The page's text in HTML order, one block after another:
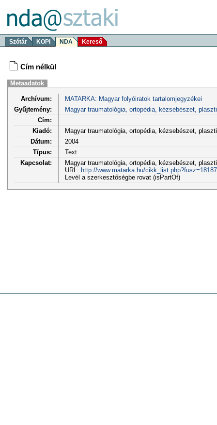
Szótár KOPI NDA Kereső
Cím nélkül
Metaadatok
Archívum:
MATARKA: Magyar folyóiratok tartalomjegyzékei
Gyűjtemény:
Magyar traumatológia, ortopédia, kézsebészet,
Cím:
Kiadó:
Magyar traumatológia, ortopédia, kézsebészet,
Dátum:
2004
Típus:
Text
Kapcsolat:
Magyar traumatológia, ortopédia, kézsebészet,
URL: http://www.matarka.hu/cikk_list.php?fusz=18187
Levél a szerkesztőségbe rovat (isPartOf)